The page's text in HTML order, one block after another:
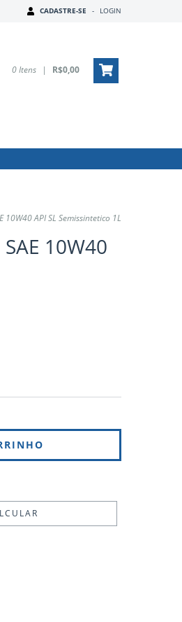
CADASTRE-SE - LOGIN
0Itens | R$0,00
API SL Semissintetico 1L
10W40